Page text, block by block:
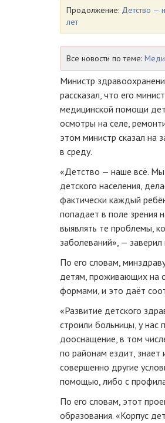
Продолжение: Детство —
лет
Все новости по теме:
Министр
рассказал, что его
медицинской помощи
осмотры на селе,
этом министр сказал на
в среду.
«Детство — наше всё.
детского населения,
фактически каждый
попадает в поле зрения
выявлять те проблемы,
заболеваний», — заверил
По его словам,
детям, проживающих на
формами, и это даёт
«Развитие детского
строили больницы, у нас
дооснащение, в том
по районам ездит, знает
совершенно другие
помощью, либо с
По его словам, этот
образования. «Корпус